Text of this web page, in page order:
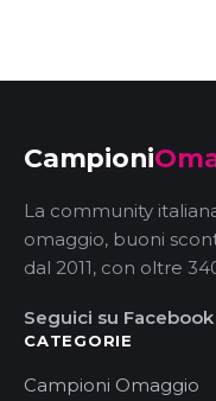
Campioni
La community
omaggio, buoni
dal 2011, con oltre
Seguici su Facebook
CATEGORIE
Campioni Omaggio